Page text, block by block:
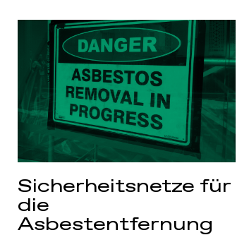
Sicherheitsnetze für
die
Asbestentfernung